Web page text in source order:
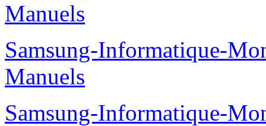
Manuels
Samsung-Informatique-
Manuels
Samsung-Informatique-